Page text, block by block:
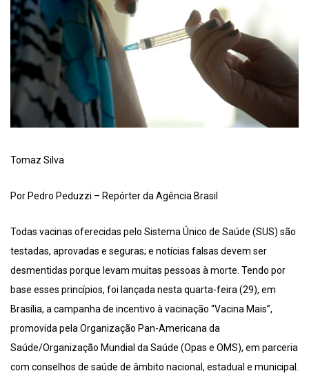
Tomaz Silva
Por Pedro Peduzzi – Repórter da Agência Brasil
Todas vacinas oferecidas pelo Sistema Único de Saúde (SUS) são
testadas, aprovadas e seguras; e notícias falsas devem ser
desmentidas porque levam muitas pessoas à morte. Tendo por
base esses princípios, foi lançada nesta quarta-feira (29), em
Brasília, a campanha de incentivo à vacinação “Vacina Mais”,
promovida pela Organização Pan-Americana da
Saúde/Organização Mundial da Saúde (Opas e OMS), em parceria
com conselhos de saúde de âmbito nacional, estadual e municipal.